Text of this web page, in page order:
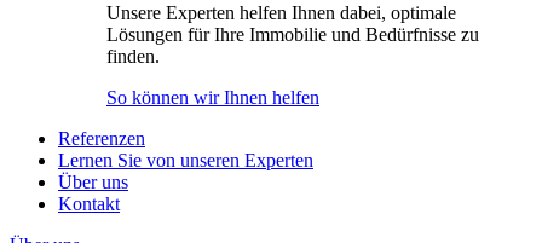
Unsere Experten helfen Ihnen dabei, optimale
Lösungen für Ihre Immobilie und Bedürfnisse zu
finden.
So können wir Ihnen helfen
Referenzen
Lernen Sie von unseren Experten
Über uns
Kontakt